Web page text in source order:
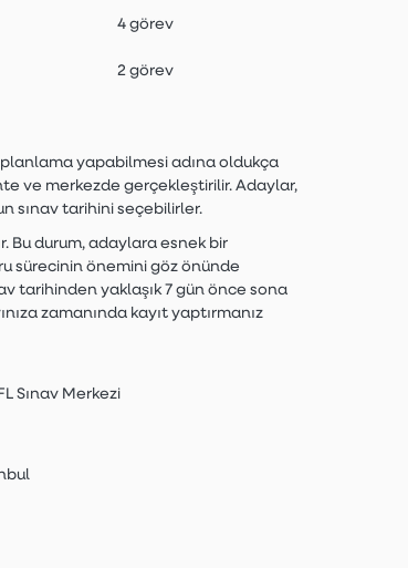
4 görev
2 görev
planlama yapabilmesi adına oldukça
ve merkezde gerçekleştirilir. Adaylar,
sınav tarihini seçebilirler.
Bu durum, adaylara esnek bir
sürecinin önemini göz önünde
tarihinden yaklaşık 7 gün önce sona
zamanında kayıt yaptırmanız
Sınav Merkezi